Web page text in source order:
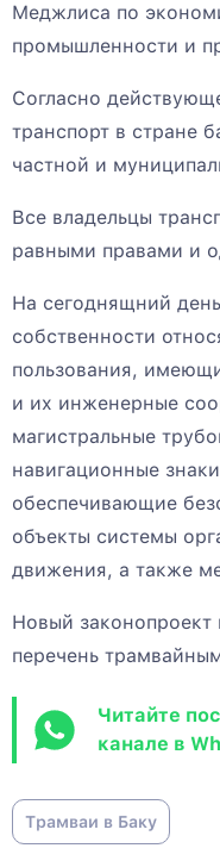
Меджлиса по
промышленности и
Согласно
транспорт в стране
частной и
Все владельцы
равными правами и
На сегоднящний
собственности
пользования,
и их инженерные
магистральные
навигационные
обеспечивающие
объекты системы
движения, а также
Новый законопроект
перечень
Читайте
канале в
Трамваи в Баку